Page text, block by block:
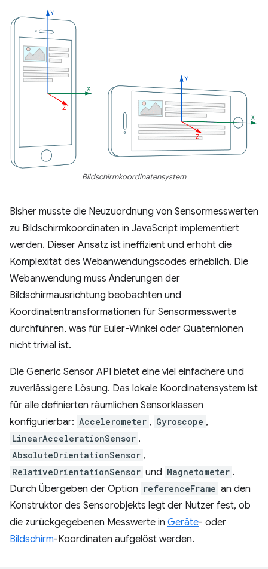
Bildschirmkoordinatensystem
Bisher musste die Neuzuordnung von Sensormesswerten
zu Bildschirmkoordinaten in JavaScript implementiert
werden. Dieser Ansatz ist ineffizient und erhöht die
Komplexität des Webanwendungscodes erheblich. Die
Webanwendung muss Änderungen der
Bildschirmausrichtung beobachten und
Koordinatentransformationen für Sensormesswerte
durchführen, was für Euler-Winkel oder Quaternionen
nicht trivial ist.
Die Generic Sensor API bietet eine viel einfachere und
zuverlässigere Lösung. Das lokale Koordinatensystem ist
für alle definierten räumlichen Sensorklassen
konfigurierbar: Accelerometer , Gyroscope ,
LinearAccelerationSensor ,
AbsoluteOrientationSensor ,
RelativeOrientationSensor und Magnetometer .
Durch Übergeben der Option referenceFrame an den
Konstruktor des Sensorobjekts legt der Nutzer fest, ob
die zurückgegebenen Messwerte in Geräte- oder
Bildschirm-Koordinaten aufgelöst werden.